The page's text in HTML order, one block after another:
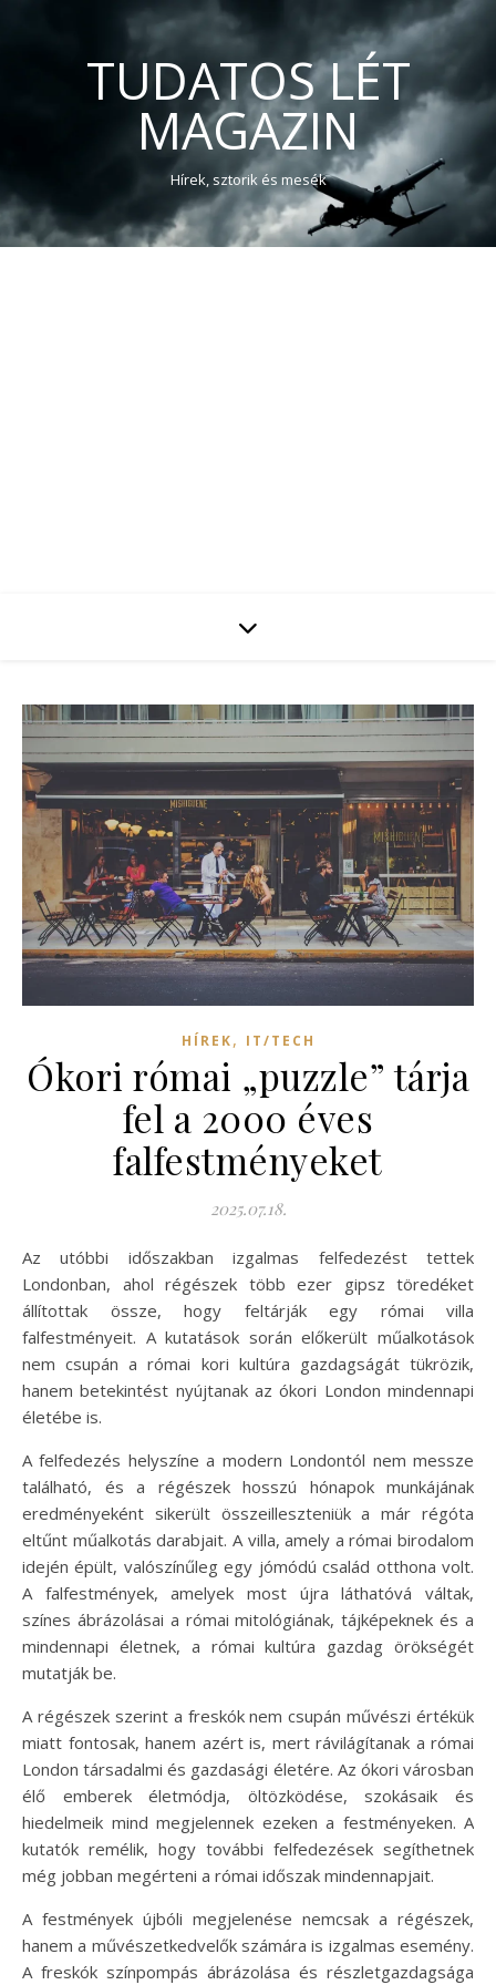
TUDATOS LÉT
MAGAZIN
Hírek, sztorik és mesék
HÍREK, IT/TECH
Ókori római „puzzle” tárja
fel a 2000 éves
falfestményeket
2025.07.18.
Az utóbbi időszakban izgalmas felfedezést tettek
Londonban, ahol régészek több ezer gipsz töredéket
állítottak össze, hogy feltárják egy római villa
falfestményeit. A kutatások során előkerült műalkotások
nem csupán a római kori kultúra gazdagságát tükrözik,
hanem betekintést nyújtanak az ókori London mindennapi
életébe is.
A felfedezés helyszíne a modern Londontól nem messze
található, és a régészek hosszú hónapok munkájának
eredményeként sikerült összeilleszteniük a már régóta
eltűnt műalkotás darabjait. A villa, amely a római birodalom
idején épült, valószínűleg egy jómódú család otthona volt.
A falfestmények, amelyek most újra láthatóvá váltak,
színes ábrázolásai a római mitológiának, tájképeknek és a
mindennapi életnek, a római kultúra gazdag örökségét
mutatják be.
A régészek szerint a freskók nem csupán művészi értékük
miatt fontosak, hanem azért is, mert rávilágítanak a római
London társadalmi és gazdasági életére. Az ókori városban
élő emberek életmódja, öltözködése, szokásaik és
hiedelmeik mind megjelennek ezeken a festményeken. A
kutatók remélik, hogy további felfedezések segíthetnek
még jobban megérteni a római időszak mindennapjait.
A festmények újbóli megjelenése nemcsak a régészek,
hanem a művészetkedvelők számára is izgalmas esemény.
A freskók színpompás ábrázolása és részletgazdagsága